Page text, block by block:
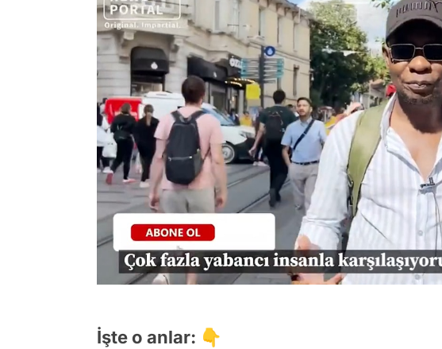
İşte o anlar: 👇